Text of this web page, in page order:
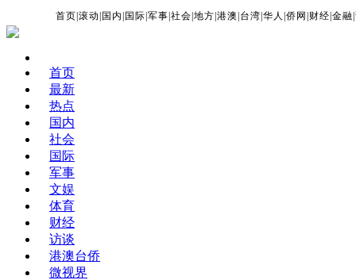
首页 |滚动 国内 国际 |军事 |社会 |地方 |港澳 台湾 |华人 |侨网 财经 |金融 |
首页
最新
热点
国内
社会
国际
军事
文娱
体育
财经
访谈
港澳台侨
微视界